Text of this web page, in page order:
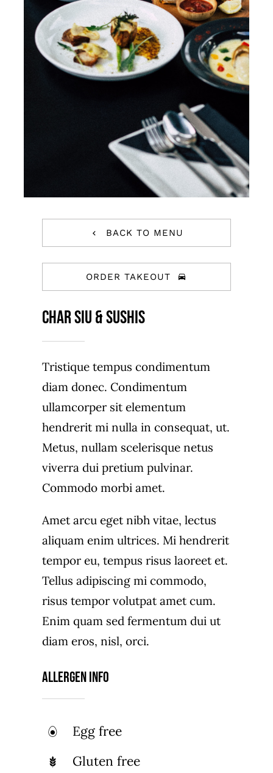
BACK TO MENU
ORDER TAKEOUT
Char Siu & Sushis
Tristique tempus condimentum
diam donec. Condimentum
ullamcorper sit elementum
hendrerit mi nulla in consequat, ut.
Metus, nullam scelerisque netus
viverra dui pretium pulvinar.
Commodo morbi amet.
Amet arcu eget nibh vitae, lectus
aliquam enim ultrices. Mi hendrerit
tempor eu, tempus risus laoreet et.
Tellus adipiscing mi commodo,
risus tempor volutpat amet cum.
Enim quam sed fermentum dui ut
diam eros, nisl, orci.
Allergen Info
Egg free
Gluten free